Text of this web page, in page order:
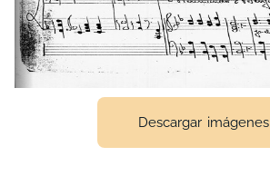
Descargar imágenes